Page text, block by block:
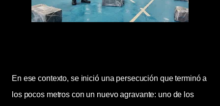
En ese contexto, se inició una persecución que terminó a
los pocos metros con un nuevo agravante: uno de los